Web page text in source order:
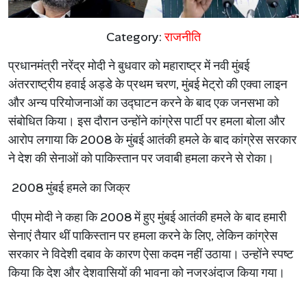
Category:राजनीति
प्रधानमंत्रीनरेंद्रमोदीनेबुधवारकोमहाराष्ट्रमेंनवीमुंबई
अंतरराष्ट्रीयहवाईअड्डेकेप्रथमचरण,मुंबईमेट्रोकीएक्वालाइन
औरअन्यपरियोजनाओंकाउद्घाटनकरनेकेबादएकजनसभाको
संबोधितकिया। इसदौरानउन्होंनेकांग्रेसपार्टीपरहमलाबोलाऔर
आरोपलगायाकि2008केमुंबईआतंकीहमलेकेबादकांग्रेससरकार
नेदेशकीसेनाओंकोपाकिस्तानपरजवाबीहमलाकरनेसेरोका।
2008मुंबईहमलेकाजिक्र
पीएममोदीनेकहाकि2008मेंहुएमुंबईआतंकीहमलेकेबादहमारी
सेनाएंतैयारथींपाकिस्तानपरहमलाकरनेकेलिए,लेकिनकांग्रेस
सरकारनेविदेशीदबावकेकारणऐसाकदमनहींउठाया। उन्होंनेस्पष्ट
कियाकिदेशऔरदेशवासियोंकीभावनाकोनजरअंदाजकियागया।